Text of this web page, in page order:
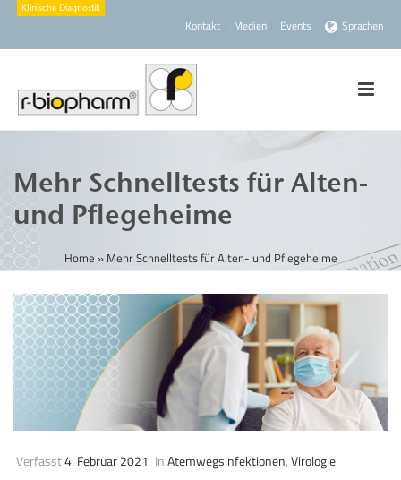
Kontakt Medien Events Sprachen
Mehr Schnelltests für Alten-
und Pflegeheime
Home » Mehr Schnelltests für Alten- und Pflegeheime
Verfasst4. Februar 2021 InAtemwegsinfektionen,Virologie